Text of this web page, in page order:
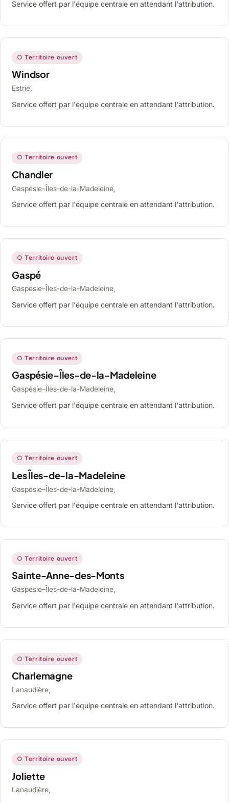
Service offert par l'équipe centrale en attendant l'attribution.
○ Territoire ouvert
Windsor
Estrie,
Service offert par l'équipe centrale en attendant l'attribution.
○ Territoire ouvert
Chandler
Gaspésie–Îles-de-la-Madeleine,
Service offert par l'équipe centrale en attendant l'attribution.
○ Territoire ouvert
Gaspé
Gaspésie–Îles-de-la-Madeleine,
Service offert par l'équipe centrale en attendant l'attribution.
○ Territoire ouvert
Gaspésie–Îles-de-la-Madeleine
Gaspésie–Îles-de-la-Madeleine,
Service offert par l'équipe centrale en attendant l'attribution.
○ Territoire ouvert
Les Îles-de-la-Madeleine
Gaspésie–Îles-de-la-Madeleine,
Service offert par l'équipe centrale en attendant l'attribution.
○ Territoire ouvert
Sainte-Anne-des-Monts
Gaspésie–Îles-de-la-Madeleine,
Service offert par l'équipe centrale en attendant l'attribution.
○ Territoire ouvert
Charlemagne
Lanaudière,
Service offert par l'équipe centrale en attendant l'attribution.
○ Territoire ouvert
Joliette
Lanaudière,